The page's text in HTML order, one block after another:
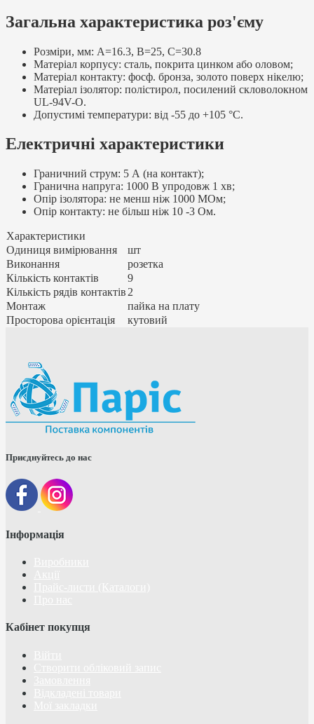
Загальна характеристика роз'єму
Розміри, мм: А=16.3, В=25, С=30.8
Матеріал корпусу: сталь, покрита цинком або оловом;
Матеріал контакту: фосф. бронза, золото поверх нікелю;
Матеріал ізолятор: полістирол, посилений скловолокном
UL-94V-O.
Допустимі температури: від -55 до +105 °C.
Електричні характеристики
Граничний струм: 5 А (на контакт);
Гранична напруга: 1000 В упродовж 1 хв;
Опір ізолятора: не менш ніж 1000 МОм;
Опір контакту: не більш ніж 10 -3 Ом.
Характеристики
Одиниця вимірювання
шт
Виконання
розетка
Кількість контактів
9
Кількість рядів контактів 2
Монтаж
пайка на плату
Просторова орієнтація
кутовий
Приєднуйтесь до нас
Інформація
Кабінет покупця